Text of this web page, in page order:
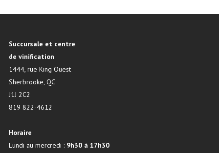
Succursale et centre
de vinification
1444, rue King Ouest
Sherbrooke, QC
J1J 2C2
819 822-4612
Horaire
Lundi au mercredi : 9h30 à 17h30